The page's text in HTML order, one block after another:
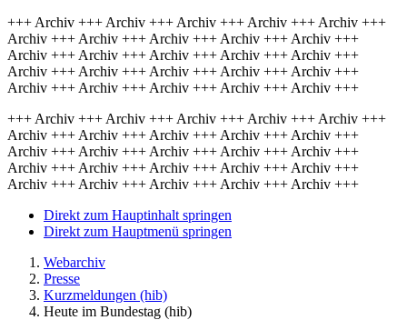
+++ Archiv +++ Archiv +++ Archiv +++ Archiv +++ Archiv +++
Archiv +++ Archiv +++ Archiv +++ Archiv +++ Archiv +++
Archiv +++ Archiv +++ Archiv +++ Archiv +++ Archiv +++
Archiv +++ Archiv +++ Archiv +++ Archiv +++ Archiv +++
Archiv +++ Archiv +++ Archiv +++ Archiv +++ Archiv +++
+++ Archiv +++ Archiv +++ Archiv +++ Archiv +++ Archiv +++
Archiv +++ Archiv +++ Archiv +++ Archiv +++ Archiv +++
Archiv +++ Archiv +++ Archiv +++ Archiv +++ Archiv +++
Archiv +++ Archiv +++ Archiv +++ Archiv +++ Archiv +++
Archiv +++ Archiv +++ Archiv +++ Archiv +++ Archiv +++
Direkt zum Hauptinhalt springen
Direkt zum Hauptmenü springen
Webarchiv
Presse
Kurzmeldungen (hib)
Heute im Bundestag (hib)